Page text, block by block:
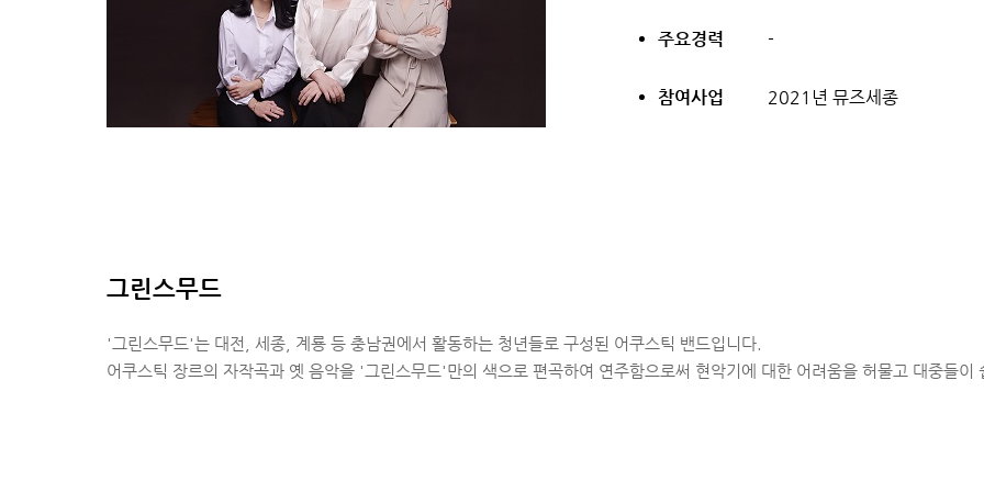
주요경력 -
참여사업 2021년 뮤즈세종
그린스무드
'그린스무드'는 대전, 세종, 계룡 등 충남권에서 활동하는 청년들로 구성된 어쿠스틱 밴드입니다.
어쿠스틱 장르의 자작곡과 옛 음악을 '그린스무드'만의 색으로 편곡하여 연주함으로써 현악기에 대한 어려움을 허물고 대중들이